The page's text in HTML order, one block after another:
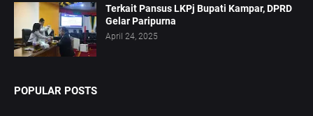
Terkait Pansus LKPj Bupati Kampar, DPRD
Gelar Paripurna
April 24, 2025
POPULAR POSTS